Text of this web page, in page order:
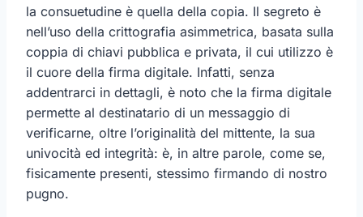
la consuetudine è quella della copia. Il segreto è
nell’uso della crittografia asimmetrica, basata sulla
coppia di chiavi pubblica e privata, il cui utilizzo è
il cuore della firma digitale. Infatti, senza
addentrarci in dettagli, è noto che la firma digitale
permette al destinatario di un messaggio di
verificarne, oltre l’originalità del mittente, la sua
univocità ed integrità: è, in altre parole, come se,
fisicamente presenti, stessimo firmando di nostro
pugno.